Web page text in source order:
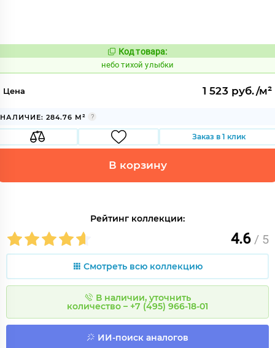
Код:
1122111
Код товара:
небо тихой улыбки
Цена 1 523 руб./м²
НАЛИЧИЕ: 284.76 М²
Заказ в 1 клик
В корзину
Рейтинг коллекции:
4.6 / 5
Смотреть всю коллекцию
В наличии, уточнить
количество – +7 (495) 966-18-01
ИИ-поиск аналогов